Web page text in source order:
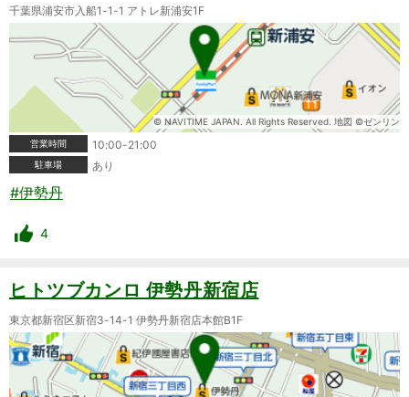
千葉県浦安市入船1-1-1 アトレ新浦安1F
© NAVITIME JAPAN. All Rights Reserved. 地図 ©ゼンリン
営業時間
10:00-21:00
駐車場 あり
#伊勢丹
4
ヒトツブカンロ 伊勢丹新宿店
東京都新宿区新宿3-14-1 伊勢丹新宿店本館B1F